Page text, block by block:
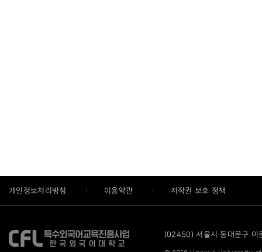
개인정보처리방침 이용약관 저작권 보호 정책
(02450) 서울시 동대문구